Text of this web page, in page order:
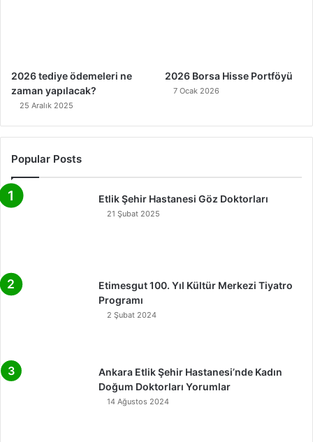
2026 tediye ödemeleri ne
zaman yapılacak?
25 Aralık 2025
2026 Borsa Hisse Portföyü
7 Ocak 2026
Popular Posts
Etlik Şehir Hastanesi Göz Doktorları
21 Şubat 2025
Etimesgut 100. Yıl Kültür Merkezi Tiyatro
Programı
2 Şubat 2024
Ankara Etlik Şehir Hastanesi’nde Kadın
Doğum Doktorları Yorumlar
14 Ağustos 2024